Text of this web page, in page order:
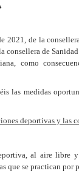
2021, de la
de
como
las medidas
deportivas y las
al aire libre
que se practican por